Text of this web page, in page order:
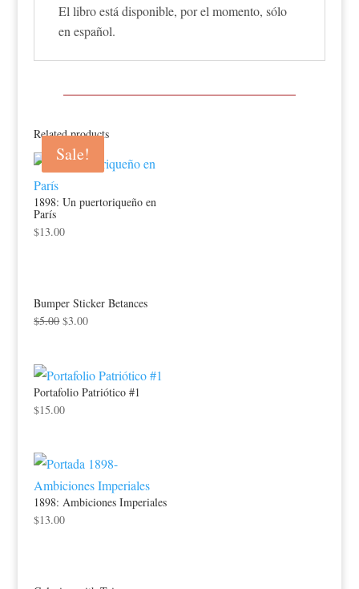
El libro está disponible, por el momento, sólo
en español.
Related products
1898: Un puertoriqueño en
París
$13.00
Sale!
Bumper Sticker Betances
$5.00 $3.00
Portafolio Patriótico #1
$15.00
1898: Ambiciones Imperiales
$13.00
Sale!